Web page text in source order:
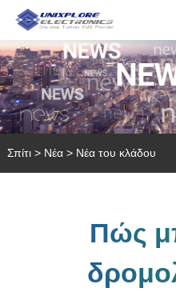
Σπίτι > Νέα> Νέα του κλάδου
Πώς